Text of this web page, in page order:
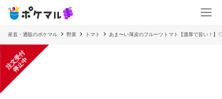
産直・通販のポケマル 野菜 トマト あま〜い薄皮のフルーツトマト【濃厚で旨い！】
注
文
受
付
停
止
中